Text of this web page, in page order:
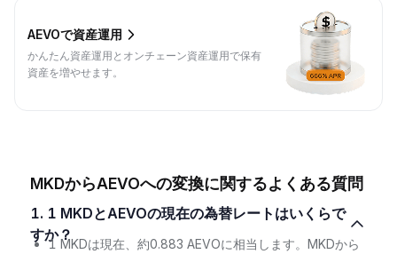
AEVOで資産運用
かんたん資産運用とオンチェーン資産運用で保有
資産を増やせます。
MKDからAEVOへの変換に関するよくある質問
1. 1 MKDとAEVOの現在の為替レートはいくらで
すか？
1 MKDは現在、約0.883 AEVOに相当します。MKDから